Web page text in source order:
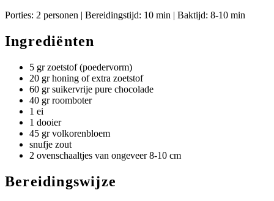
Porties: 2 personen | Bereidingstijd: 10 min | Baktijd: 8-10 min
Ingrediënten
5 gr zoetstof (poedervorm)
20 gr honing of extra zoetstof
60 gr suikervrije pure chocolade
40 gr roomboter
1 ei
1 dooier
45 gr volkorenbloem
snufje zout
2 ovenschaaltjes van ongeveer 8-10 cm
Bereidingswijze